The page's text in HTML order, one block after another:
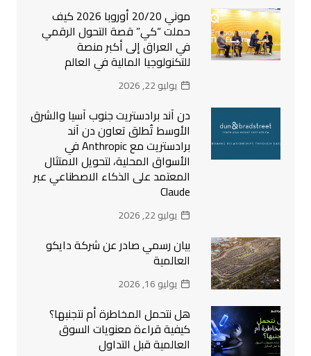
موني 20/20 أوروبا 2026 كيف
حملت “كي” قصة التحول الرقمي
في العراق إلى أكبر منصة
للتكنولوجيا المالية في العالم
يوليو 22, 2026
دن آند برادستريت جنوب آسيا والشرق
الأوسط تُطلق تعاون دن آند
برادستريت مع Anthropic في
الأسواق المحلية، لتحويل الامتثال
المعتمد على الذكاء الاصطناعي عبر
Claude
يوليو 22, 2026
بيان رسمي صادر عن شركة دايكو
العالمية
يوليو 16, 2026
هل نتحمل المخاطرة أم نتجنبها؟
كيفية قراءة معنويات السوق
العالمية قبل التداول